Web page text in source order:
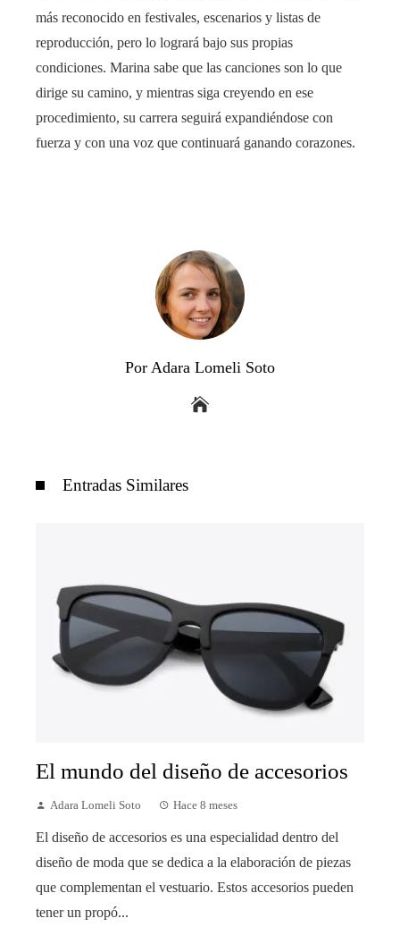
más reconocido en festivales, escenarios y listas de
reproducción, pero lo logrará bajo sus propias
condiciones. Marina sabe que las canciones son lo que
dirige su camino, y mientras siga creyendo en ese
procedimiento, su carrera seguirá expandiéndose con
fuerza y con una voz que continuará ganando corazones.
Por Adara Lomeli Soto
Entradas Similares
El mundo del diseño de accesorios
Adara Lomeli Soto Hace 8 meses
El diseño de accesorios es una especialidad dentro del
diseño de moda que se dedica a la elaboración de piezas
que complementan el vestuario. Estos accesorios pueden
tener un propó...